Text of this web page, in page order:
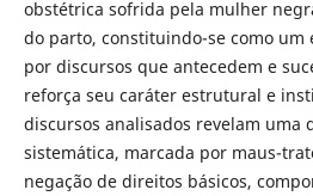
obstétrica sofrida pela mulher
do parto, constituindo-se como um
por discursos que antecedem e
reforça seu caráter estrutural e
discursos analisados revelam uma
sistemática, marcada por maus-
negação de direitos básicos,